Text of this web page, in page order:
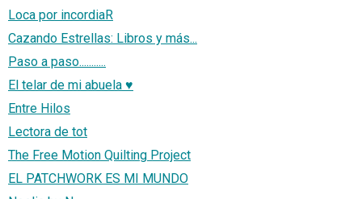
Loca por incordiaR
Cazando Estrellas: Libros y más...
Paso a paso...........
El telar de mi abuela ♥
Entre Hilos
Lectora de tot
The Free Motion Quilting Project
EL PATCHWORK ES MI MUNDO